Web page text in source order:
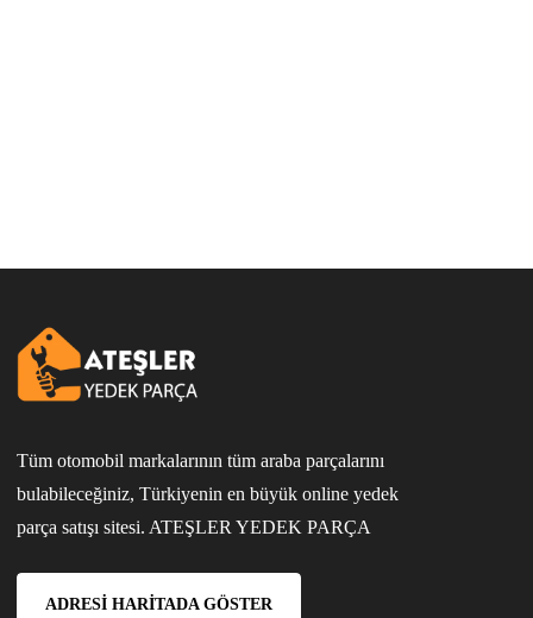
Tüm otomobil markalarının tüm araba parçalarını
bulabileceğiniz, Türkiyenin en büyük online yedek
parça satışı sitesi. ATEŞLER YEDEK PARÇA
ADRESI HARITADA GÖSTER